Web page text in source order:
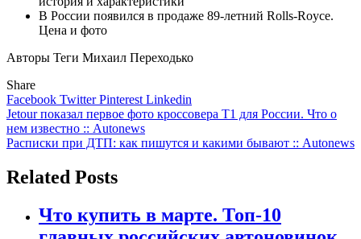
В России появился в продаже 89-летний Rolls-Royce.
Цена и фото
Авторы Теги Михаил Переходько
Share
Facebook TwitterPinterest Linkedin
Навигация
по
Jetour показал первое фото кроссовера T1 для России. Что о
нем известно :: Autonews
Расписки при ДТП: как пишутся и какими бывают :: Autonews
Related Posts
Что купить в марте. Топ-10